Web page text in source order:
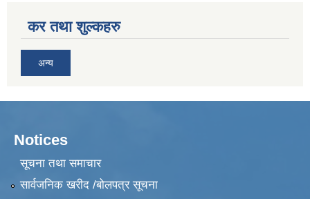
कर तथा शुल्कहरु
अन्य
Notices
सूचना तथा समाचार
सार्वजनिक खरीद /बोलपत्र सूचना